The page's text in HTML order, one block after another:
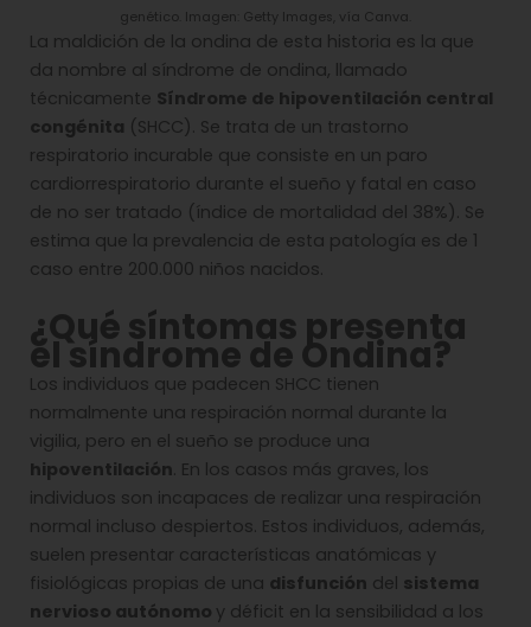
genético. Imagen: Getty Images, vía Canva.
La maldición de la ondina de esta historia es la que
da nombre al síndrome de ondina, llamado
técnicamente Síndrome de hipoventilación central
congénita (SHCC). Se trata de un trastorno
respiratorio incurable que consiste en un paro
cardiorrespiratorio durante el sueño y fatal en caso
de no ser tratado (índice de mortalidad del 38%). Se
estima que la prevalencia de esta patología es de 1
caso entre 200.000 niños nacidos.
¿Qué síntomas presenta
el síndrome de Ondina?
Los individuos que padecen SHCC tienen
normalmente una respiración normal durante la
vigilia, pero en el sueño se produce una
hipoventilación. En los casos más graves, los
individuos son incapaces de realizar una respiración
normal incluso despiertos. Estos individuos, además,
suelen presentar características anatómicas y
fisiológicas propias de una disfunción del sistema
nervioso autónomo y déficit en la sensibilidad a los